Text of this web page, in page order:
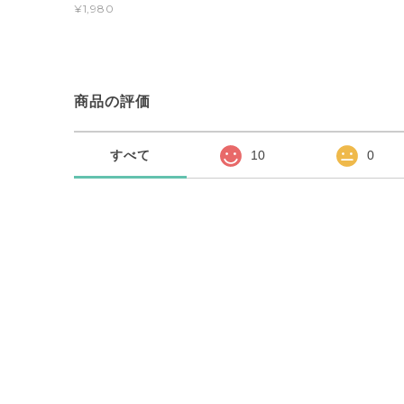
¥1,980
商品の評価
すべて 10 0